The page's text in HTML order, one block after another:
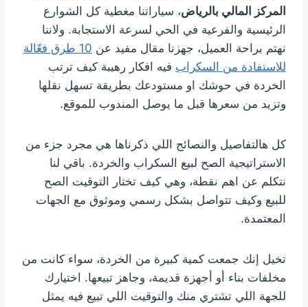
المركز المالي بالرياض، سياراتنا مغطية كل الشوارع
الرئيسية والفرعية في الحي لسرعة الاستجابة. ولاننا
نهتم براحة العميل، جهزنا مقال مفيد عن
10 طرق فعّالة
للاستفادة من السكراب فيه افكار رهيبة كيف ترتب
الخردة في حوشك او مستودعك بطريقة تسهل نقلها
وتزيد من سعرها قبل ما يوصل المندوب للموقع.
كل هالتفاصيل والنصائح اللي ذكرناها هي مجرد جزء من
الاستراتيجية الصح لبيع السكراب والخردة. باقي لنا
نتكلم عن اهم نقطة، وهي كيف تختار التوقيت الصح
للبيع وكيف تتواصل بشكل رسمي وموثوق مع الجهات
المعتمدة.
تخيل إنك جمعت كمية كبيرة من الخردة، سواء كانت من
مخلفات بناء أو أجهزة قديمة، وجاهز تبيعها. اختيارك
للجهة اللي تشتري منك والتوقيت اللي تبيع فيه يمثل